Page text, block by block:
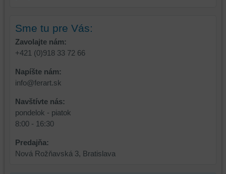
Sme tu pre Vás:
Zavolajte nám:
+421 (0)918 33 72 66
Napíšte nám:
info@ferart.sk
Navštívte nás:
pondelok - piatok
8:00 - 16:30
Predajňa:
Nová Rožňavská 3, Bratislava